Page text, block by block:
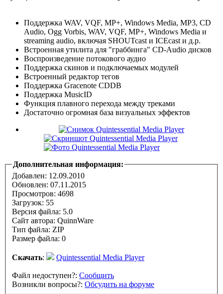
Поддержка WAV, VQF, MP+, Windows Media, MP3, CD
Audio, Ogg Vorbis, WAV, VQF, MP+, Windows Media и
streaming audio, включая SHOUTcast и ICEcast и д.р.
Встроенная утилита для "граббинга" CD-Audio дисков
Воспроизведение потокового аудио
Поддержка скинов и подключаемых модулей
Встроенный редактор тегов
Поддержка Gracenote CDDB
Поддержка MusicID
Функция плавного перехода между треками
Достаточно огромная база визуальных эффектов
Дополнительная информация:
Добавлен: 12.09.2010
Обновлен: 07.11.2015
Просмотров: 4698
Загрузок: 55
Версия файла: 5.0
Сайт автора: QuinnWare
Тип файла: ZIP
Размер файла: 0
Скачать: Quintessential Media Player
Файл недоступен?: Сообщить
Возникли вопросы?: Обсудить на форуме